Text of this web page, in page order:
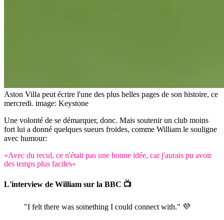
Aston Villa peut écrire l'une des plus belles pages de son histoire, ce
mercredi. image: Keystone
Une volonté de se démarquer, donc. Mais soutenir un club moins
fort lui a donné quelques sueurs froides, comme William le souligne
avec humour:
«Avec du recul, ce n'était pas une bonne idée, car j'aurais pu avoir
des temps plus faciles»
L'interview de William sur la BBC 📺
"I felt there was something I could connect with." 💜